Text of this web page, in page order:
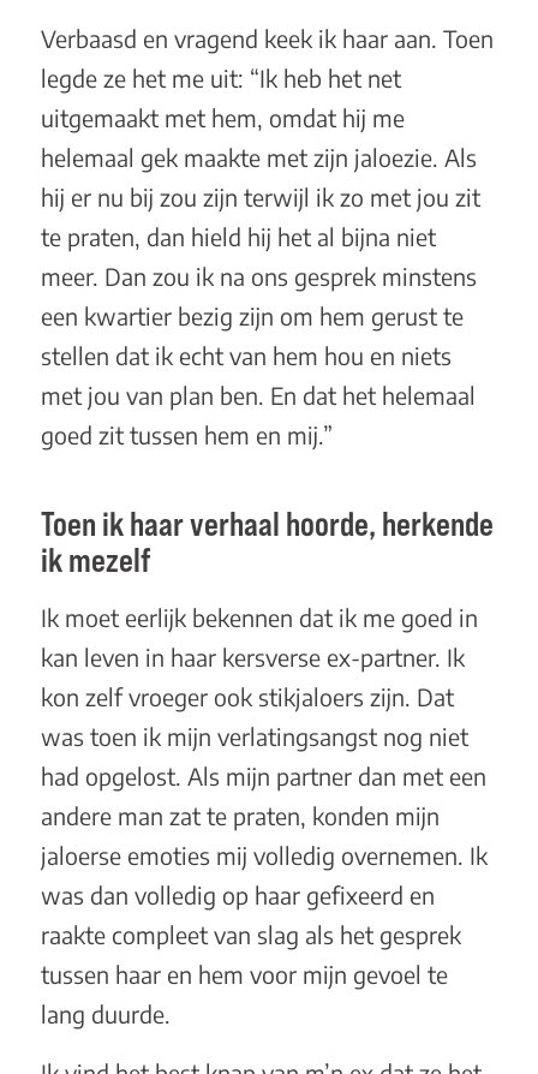
Verbaasd en vragend keek ik haar aan. Toen
legde ze het me uit: “Ik heb het net
uitgemaakt met hem, omdat hij me
helemaal gek maakte met zijn jaloezie. Als
hij er nu bij zou zijn terwijl ik zo met jou zit
te praten, dan hield hij het al bijna niet
meer. Dan zou ik na ons gesprek minstens
een kwartier bezig zijn om hem gerust te
stellen dat ik echt van hem hou en niets
met jou van plan ben. En dat het helemaal
goed zit tussen hem en mij.”
Toen ik haar verhaal hoorde, herkende
ik mezelf
Ik moet eerlijk bekennen dat ik me goed in
kan leven in haar kersverse ex-partner. Ik
kon zelf vroeger ook stikjaloers zijn. Dat
was toen ik mijn verlatingsangst nog niet
had opgelost. Als mijn partner dan met een
andere man zat te praten, konden mijn
jaloerse emoties mij volledig overnemen. Ik
was dan volledig op haar gefixeerd en
raakte compleet van slag als het gesprek
tussen haar en hem voor mijn gevoel te
lang duurde.